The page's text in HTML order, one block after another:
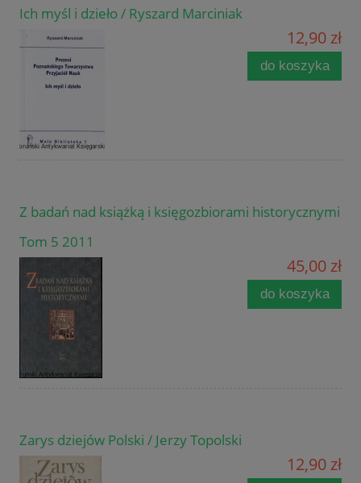
Ich myśl i dzieło / Ryszard Marciniak
12,90 zł
do koszyka
Z badań nad książką i księgozbiorami historycznymi
Tom 5 2011
45,00 zł
do koszyka
Zarys dziejów Polski / Jerzy Topolski
12,90 zł